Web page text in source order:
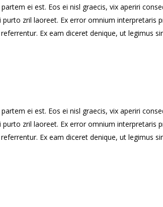
ei est. Eos ei nisl graecis, vix aperiri
zril laoreet. Ex error omnium interpretaris
Ex eam diceret denique, ut legimus
ei est. Eos ei nisl graecis, vix aperiri
zril laoreet. Ex error omnium interpretaris
Ex eam diceret denique, ut legimus